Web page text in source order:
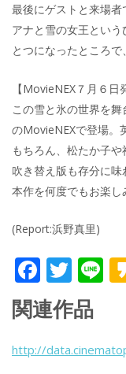
最後にゲストと来場者
アナと雪の女王とい
とつになったところで
【MovieNEX７月６日
この雪と氷の世界を
のMovieNEXで登場。
もちろん、松たか子
吹き替え版も存分に
本作を何度でもお楽し
(Report:浜野真里)
F
ac
e
b
T
w
itt
er
Li
関連作品
http://